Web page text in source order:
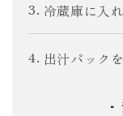
冷蔵庫に入
出汁パック
-